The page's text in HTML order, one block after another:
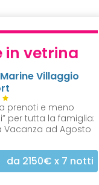
in vetrina
Villaggio
prenoti e meno
per tutta la famiglia:
Vacanza ad Agosto
da 2150€ x 7 notti